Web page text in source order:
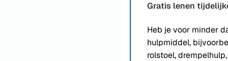
Gratis lenen
Heb je voor minder
hulpmiddel,
rolstoel,